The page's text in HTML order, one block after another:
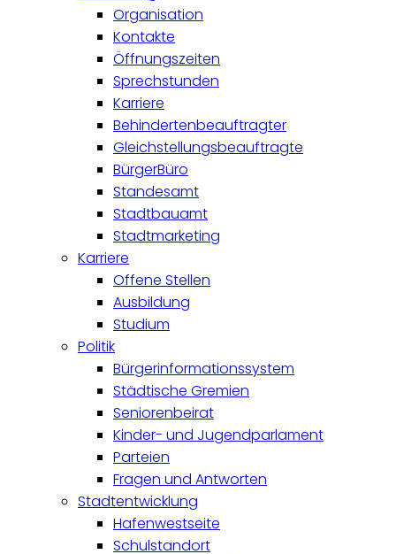
Organisation
Kontakte
Öffnungszeiten
Sprechstunden
Karriere
Behindertenbeauftragter
Gleichstellungsbeauftragte
BürgerBüro
Standesamt
Stadtbauamt
Stadtmarketing
Karriere
Offene Stellen
Ausbildung
Studium
Politik
Bürgerinformationssystem
Städtische Gremien
Seniorenbeirat
Kinder- und Jugendparlament
Parteien
Fragen und Antworten
Stadtentwicklung
Hafenwestseite
Schulstandort